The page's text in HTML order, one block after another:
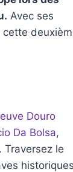
Avec ses
Douro
Da Bolsa,
. Traversez le
historiques